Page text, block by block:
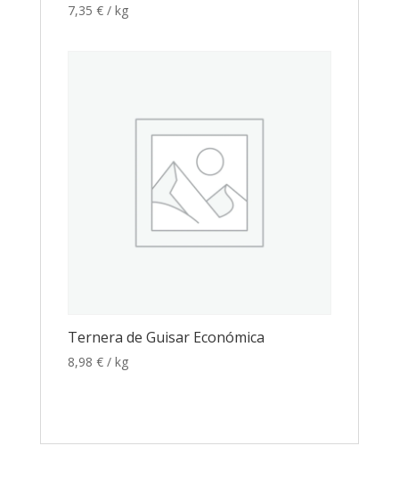
7,35 € / kg
Ternera de Guisar Económica
8,98 € / kg